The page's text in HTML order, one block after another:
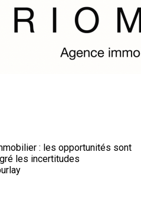
: les opportunités sont
les incertitudes